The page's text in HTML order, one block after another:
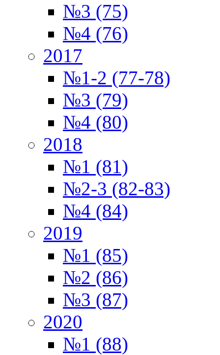
№3 (75)
№4 (76)
2017
№1-2 (77-78)
№3 (79)
№4 (80)
2018
№1 (81)
№2-3 (82-83)
№4 (84)
2019
№1 (85)
№2 (86)
№3 (87)
2020
№1 (88)